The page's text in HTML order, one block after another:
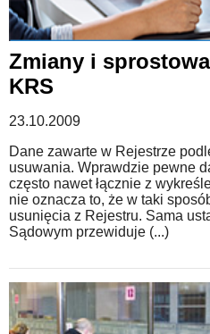
Zmiany i
KRS
23.10.2009
Dane zawarte w Rejestrze
usuwania. Wprawdzie pewne
często nawet łącznie z
nie oznacza to, że w taki
usunięcia z Rejestru. Sama
Sądowym przewiduje (...)